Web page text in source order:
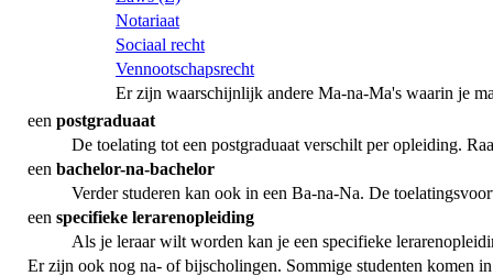
Notariaat
Sociaal recht
Vennootschapsrecht
Er zijn waarschijnlijk andere Ma-na-Ma's waarin je
een postgraduaat
De toelating tot een postgraduaat verschilt per opleiding.
een bachelor-na-bachelor
Verder studeren kan ook in een Ba-na-Na. De
een specifieke lerarenopleiding
Als je leraar wilt worden kan je een specifieke
Er zijn ook nog na- of bijscholingen. Sommige studenten komen